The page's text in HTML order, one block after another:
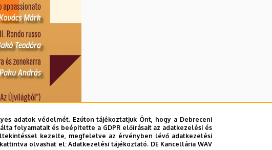
adatok védelmét. Ezúton tájékoztatjuk Önt, hogy a Debreceni
folyamatait és beépítette a GDPR előírásait az adatkezelési és
kezelte, megfelelve az érvényben lévő adatkezelési
kattintva olvashat el:Adatkezelési tájékoztató. DE Kancellária WAV